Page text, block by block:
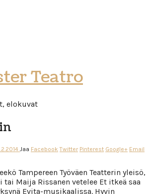
elokuvat
Jaa Facebook Twitter Pinterest Google+ Email
Tampereen Työväen Teatterin yleisö,
tai Maija Rissanen vetelee Et itkeä saa
Evita-musikaalissa. Hyvin